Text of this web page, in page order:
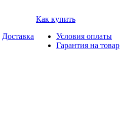
Доставка
Как купить
Условия оплаты
Гарантия на товар